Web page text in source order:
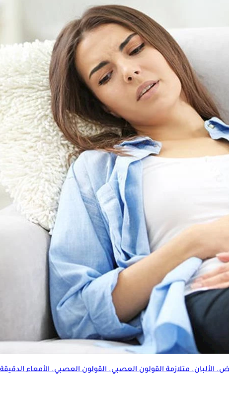
الألبان. متلازمة القولون العصبي. القولون العصبي. الأمعاء الدقيقة.